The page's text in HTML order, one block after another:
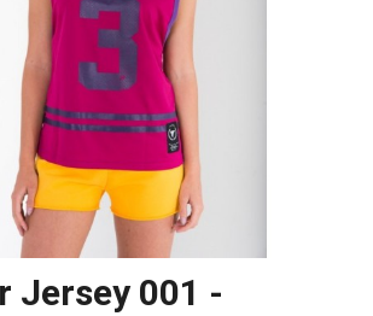
Jersey 001 -